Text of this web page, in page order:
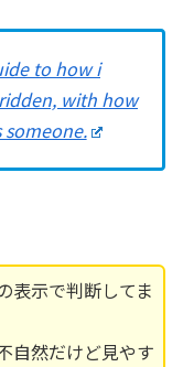
to how i
with how
表示で判断してま
自然だけど見やす